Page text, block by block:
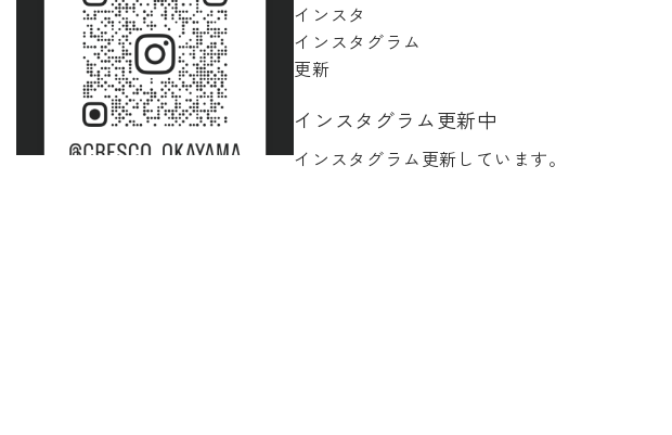
インスタ
インスタグラム
更新
インスタグラム更新中
インスタグラム更新しています。